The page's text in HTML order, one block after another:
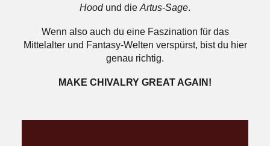
Hoodund die Artus-Sage.
Wenn also auch du eine Faszination für das
Mittelalter und Fantasy-Welten verspürst, bist du hier
genau richtig.
MAKE CHIVALRY GREAT AGAIN!